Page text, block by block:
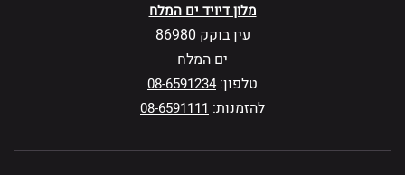
מלון דיויד ים המלח
עין בוקק 86980
ים המלח
טלפון: 08-6591234
להזמנות: 08-6591111